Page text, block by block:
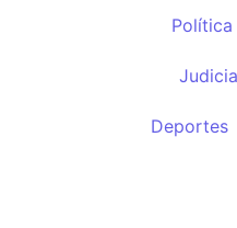
Política
Deportes